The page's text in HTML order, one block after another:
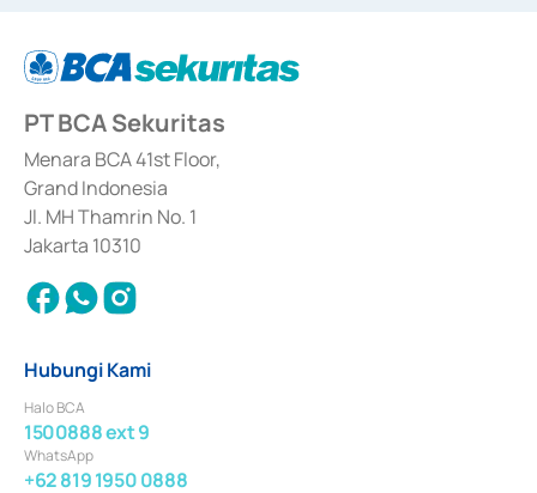
berdasarkan surat keputusan Otoritas Jasa Keuangan Nomor S-
67/PM.21/2017 tanggal 3 Februari 2017, dan beberapa izin usaha lainnya
Sertifikat Deposito di Pasar Uang yang izinnya diterbitkan pada tahun 2017
dan izin usaha lainnya dari Bank Indonesia sebagai Lembaga Pendukung
Penerbitan, Transaksi, serta Penatausahaan dan Penyelesaian Transaksi
Surat Berharga Komersial yang izinnya diterbitkan pada tahun 2018.
PT BCA Sekuritas
Menara BCA 41st Floor,
Grand Indonesia
Jl. MH Thamrin No. 1
Jakarta 10310
Hubungi Kami
Halo BCA
1500888 ext 9
WhatsApp
+62 819 1950 0888